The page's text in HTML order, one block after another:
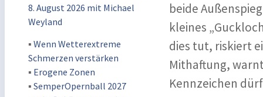
8. August 2026 mit Michael
Weyland
▪ Wenn Wetterextreme
Schmerzen verstärken
▪ Erogene Zonen
▪ SemperOpernball 2027
beide
kleines
dies tut, riskiert
Mithaftung,
Kennzeichen